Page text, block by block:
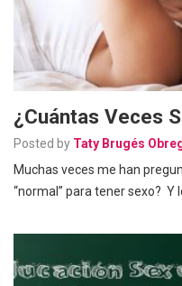
¿Cuántas Veces
Posted by Taty Brugés
Muchas veces me han
“normal” para tener sexo? Y